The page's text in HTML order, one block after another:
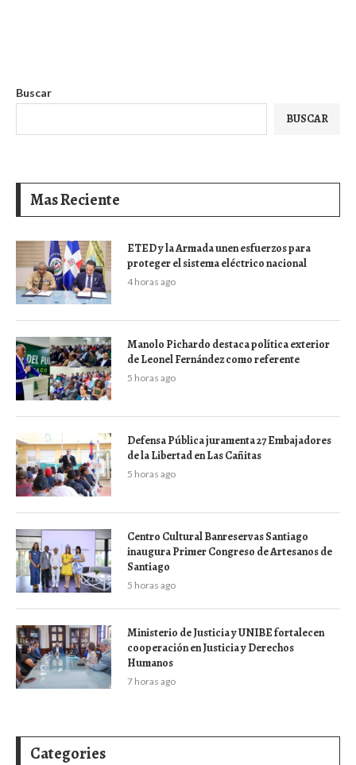
Buscar
BUSCAR
Mas Reciente
ETED y la Armada unen esfuerzos para
proteger el sistema eléctrico nacional
4 horas ago
Manolo Pichardo destaca política exterior
de Leonel Fernández como referente
5 horas ago
Defensa Pública juramenta 27 Embajadores
de la Libertad en Las Cañitas
5 horas ago
Centro Cultural Banreservas Santiago
inaugura Primer Congreso de Artesanos de
Santiago
5 horas ago
Ministerio de Justicia y UNIBE fortalecen
cooperación en Justicia y Derechos
Humanos
7 horas ago
Categories